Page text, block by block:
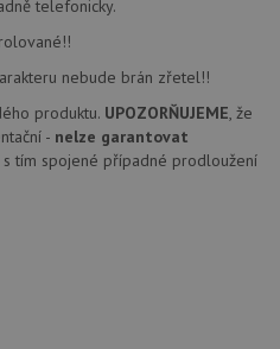
telefonicky.
nebude brán zřetel!!
produktu. UPOZORŇUJEME, že
- nelze garantovat
tím spojené případné prodloužení